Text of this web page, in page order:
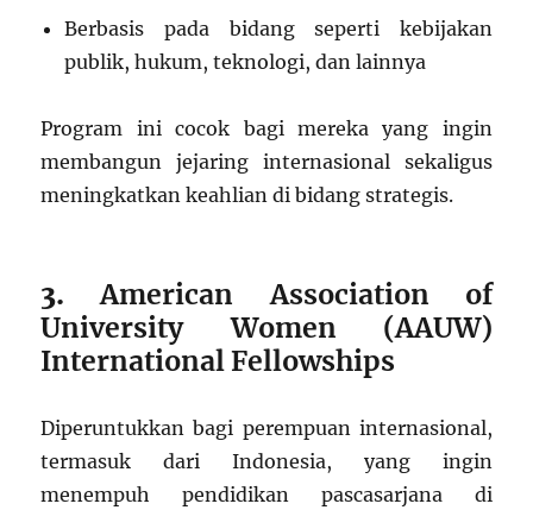
Berbasis pada bidang seperti kebijakan
publik, hukum, teknologi, dan lainnya
Program ini cocok bagi mereka yang ingin
membangun jejaring internasional sekaligus
meningkatkan keahlian di bidang strategis.
3.American Association of
University Women (AAUW)
International Fellowships
Diperuntukkan bagi perempuan internasional,
termasuk dari Indonesia, yang ingin
menempuh pendidikan pascasarjana di